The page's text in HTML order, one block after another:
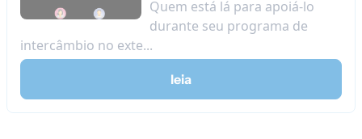
Quem está lá para apoiá-lo
durante seu programa de
intercâmbio no exte...
leia